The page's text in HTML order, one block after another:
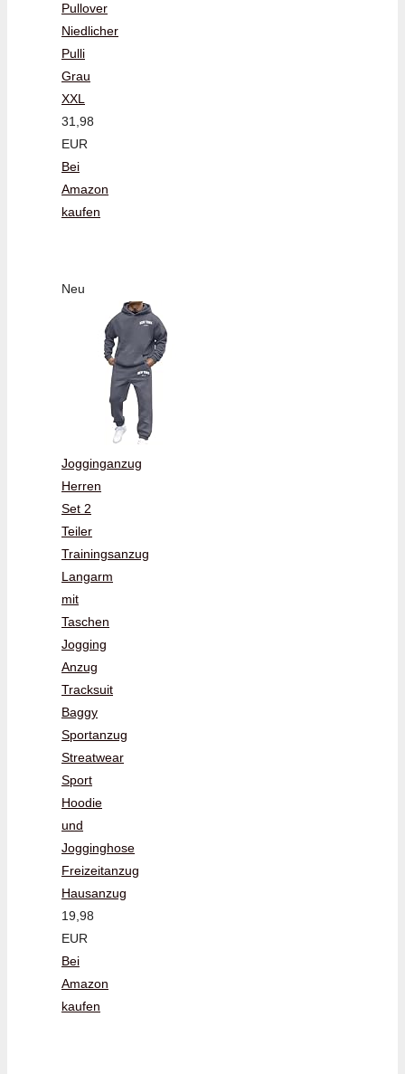
Pullover
Niedlicher
Pulli
Grau
XXL
31,98
EUR
Bei
Amazon
kaufen
Neu
Jogginganzug
Herren
Set 2
Teiler
Trainingsanzug
Langarm
mit
Taschen
Jogging
Anzug
Tracksuit
Baggy
Sportanzug
Streatwear
Sport
Hoodie
und
Jogginghose
Freizeitanzug
Hausanzug
19,98
EUR
Bei
Amazon
kaufen